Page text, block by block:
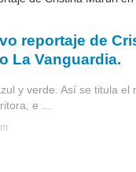
reportaje de
La Vanguardia.
y verde. Así se titula el
e ...